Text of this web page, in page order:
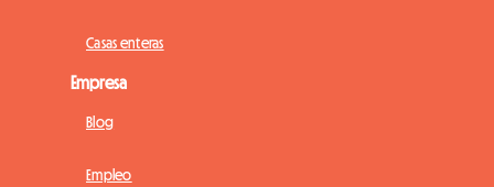
Casas enteras
Empresa
Blog
Empleo